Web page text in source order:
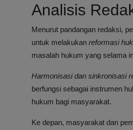
Analisis
Menurut pandangan redaksi,
untuk melakukan reformasi
masalah hukum yang selama
Harmonisasi dan sinkronisasi
berfungsi sebagai instrumen
hukum bagi masyarakat.
Ke depan, masyarakat dan